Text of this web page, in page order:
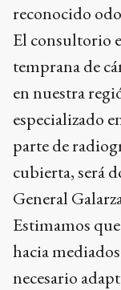
reconocido
El consultorio
temprana de
en nuestra
especializado
parte de
cubierta, será
General
Estimamos
hacia
necesario